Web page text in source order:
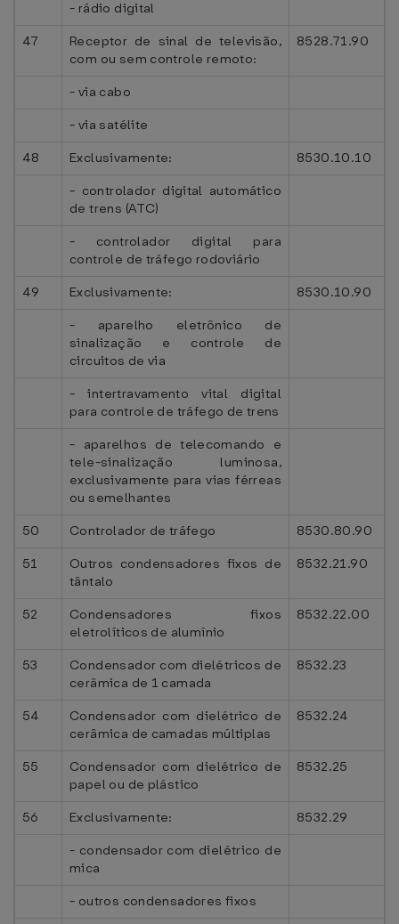
- rádio digital
47
Receptor de sinal de televisão,
com ou sem controle remoto:
8528.71.90
- via cabo
- via satélite
48
Exclusivamente:
8530.10.10
- controlador digital automático
de trens (ATC)
- controlador digital para
controle de tráfego rodoviário
49
Exclusivamente:
8530.10.90
- aparelho eletrônico de
sinalização e controle de
circuitos de via
- intertravamento vital digital
para controle de tráfego de trens
- aparelhos de telecomando e
tele-sinalização luminosa,
exclusivamente para vias férreas
ou semelhantes
50
Controlador de tráfego
8530.80.90
51
Outros condensadores fixos de
tântalo
8532.21.90
52
Condensadores fixos
eletrolíticos de alumínio
8532.22.00
53
Condensador com dielétricos de
cerâmica de 1 camada
8532.23
54
Condensador com dielétrico de
cerâmica de camadas múltiplas
8532.24
55
Condensador com dielétrico de
papel ou de plástico
8532.25
56 Exclusivamente:
8532.29
- condensador com dielétrico de
mica
- outros condensadores fixos